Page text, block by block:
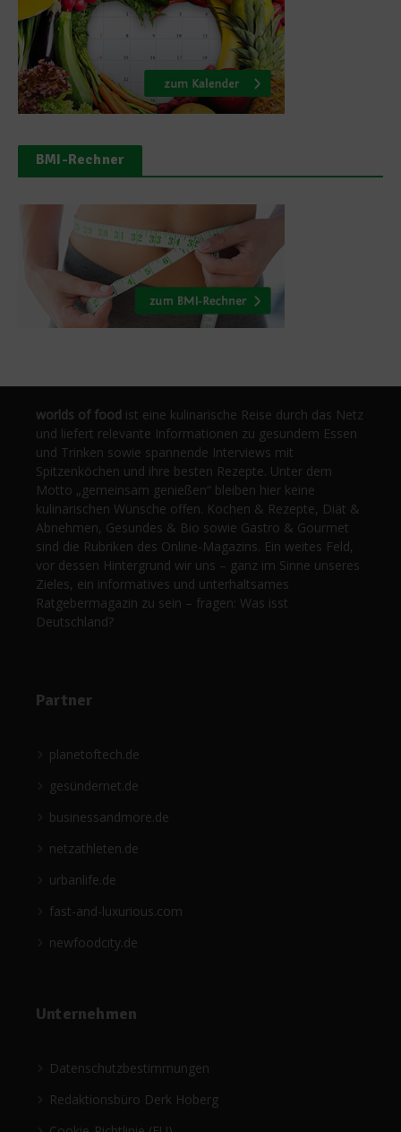
BMI-Rechner
worlds of food ist eine kulinarische Reise durch das Netz
und liefert relevante Informationen zu gesundem Essen
und Trinken sowie spannende Interviews mit
Spitzenköchen und ihre besten Rezepte. Unter dem
Motto „gemeinsam genießen“ bleiben hier keine
kulinarischen Wünsche offen. Kochen & Rezepte, Diät &
Abnehmen, Gesundes & Bio sowie Gastro & Gourmet
sind die Rubriken des Online-Magazins. Ein weites Feld,
vor dessen Hintergrund wir uns – ganz im Sinne unseres
Zieles, ein informatives und unterhaltsames
Ratgebermagazin zu sein – fragen: Was isst
Deutschland?
Partner
planetoftech.de
gesündernet.de
businessandmore.de
netzathleten.de
urbanlife.de
fast-and-luxurious.com
newfoodcity.de
Unternehmen
Datenschutzbestimmungen
Redaktionsbüro Derk Hoberg